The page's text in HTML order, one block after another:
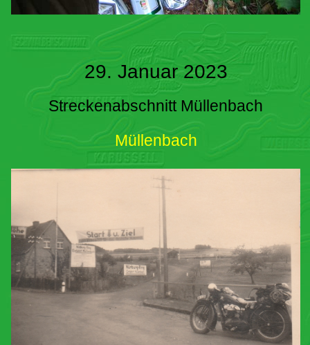
29. Januar 2023
Streckenabschnitt Müllenbach
Müllenbach